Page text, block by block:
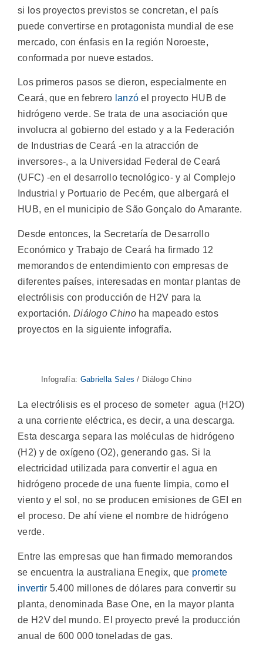
si los proyectos previstos se concretan, el país
puede convertirse en protagonista mundial de ese
mercado, con énfasis en la región Noroeste,
conformada por nueve estados.
Los primeros pasos se dieron, especialmente en
Ceará, que en febrero lanzó el proyecto HUB de
hidrógeno verde. Se trata de una asociación que
involucra al gobierno del estado y a la Federación
de Industrias de Ceará -en la atracción de
inversores-, a la Universidad Federal de Ceará
(UFC) -en el desarrollo tecnológico- y al Complejo
Industrial y Portuario de Pecém, que albergará el
HUB, en el municipio de São Gonçalo do Amarante.
Desde entonces, la Secretaría de Desarrollo
Económico y Trabajo de Ceará ha firmado 12
memorandos de entendimiento con empresas de
diferentes países, interesadas en montar plantas de
electrólisis con producción de H2V para la
exportación. Diálogo Chinoha mapeado estos
proyectos en la siguiente infografía.
Infografía: Gabriella Sales / Diálogo Chino
La electrólisis es el proceso de someter agua (H2O)
a una corriente eléctrica, es decir, a una descarga.
Esta descarga separa las moléculas de hidrógeno
(H2) y de oxígeno (O2), generando gas. Si la
electricidad utilizada para convertir el agua en
hidrógeno procede de una fuente limpia, como el
viento y el sol, no se producen emisiones de GEI en
el proceso. De ahí viene el nombre de hidrógeno
verde.
Entre las empresas que han firmado memorandos
se encuentra la australiana Enegix, que promete
invertir 5.400 millones de dólares para convertir su
planta, denominada Base One, en la mayor planta
de H2V del mundo. El proyecto prevé la producción
anual de 600 000 toneladas de gas.